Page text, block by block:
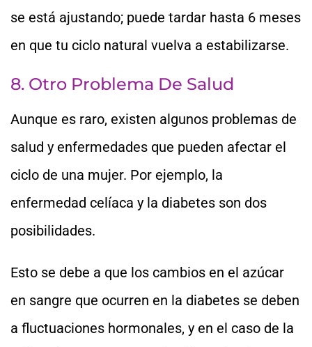
se está ajustando; puede tardar hasta 6 meses
en que tu ciclo natural vuelva a estabilizarse.
8. Otro Problema De Salud
Aunque es raro, existen algunos problemas de
salud y enfermedades que pueden afectar el
ciclo de una mujer. Por ejemplo, la
enfermedad celíaca y la diabetes son dos
posibilidades.
Esto se debe a que los cambios en el azúcar
en sangre que ocurren en la diabetes se deben
a fluctuaciones hormonales, y en el caso de la